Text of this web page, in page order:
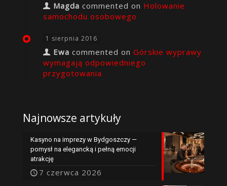
Magda commented on Holowanie
samochodu osobowego
1 sierpnia 2016
Ewa commented on Górskie wyprawy
wymagają odpowiedniego
przygotowania
Najnowsze artykuły
Kasyno na imprezy w Bydgoszczy —
pomysł na elegancką i pełną emocji
atrakcję
7 czerwca 2026